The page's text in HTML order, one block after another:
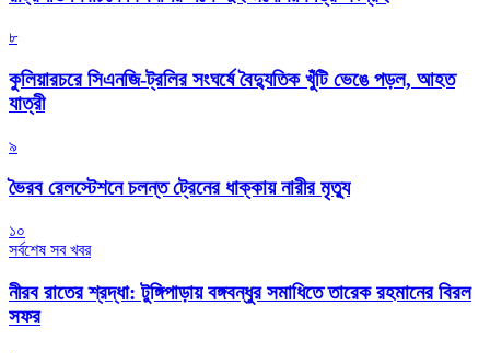
৮
কুলিয়ারচরে সিএনজি-ট্রলির সংঘর্ষে বৈদ্যুতিক খুঁটি ভেঙে পড়ল, আহত
যাত্রী
৯
ভৈরব রেলস্টেশনে চলন্ত ট্রেনের ধাক্কায় নারীর মৃত্যু
১০
সর্বশেষ সব খবর
নীরব রাতের শ্রদ্ধা: টুঙ্গিপাড়ায় বঙ্গবন্ধুর সমাধিতে তারেক রহমানের বিরল
সফর